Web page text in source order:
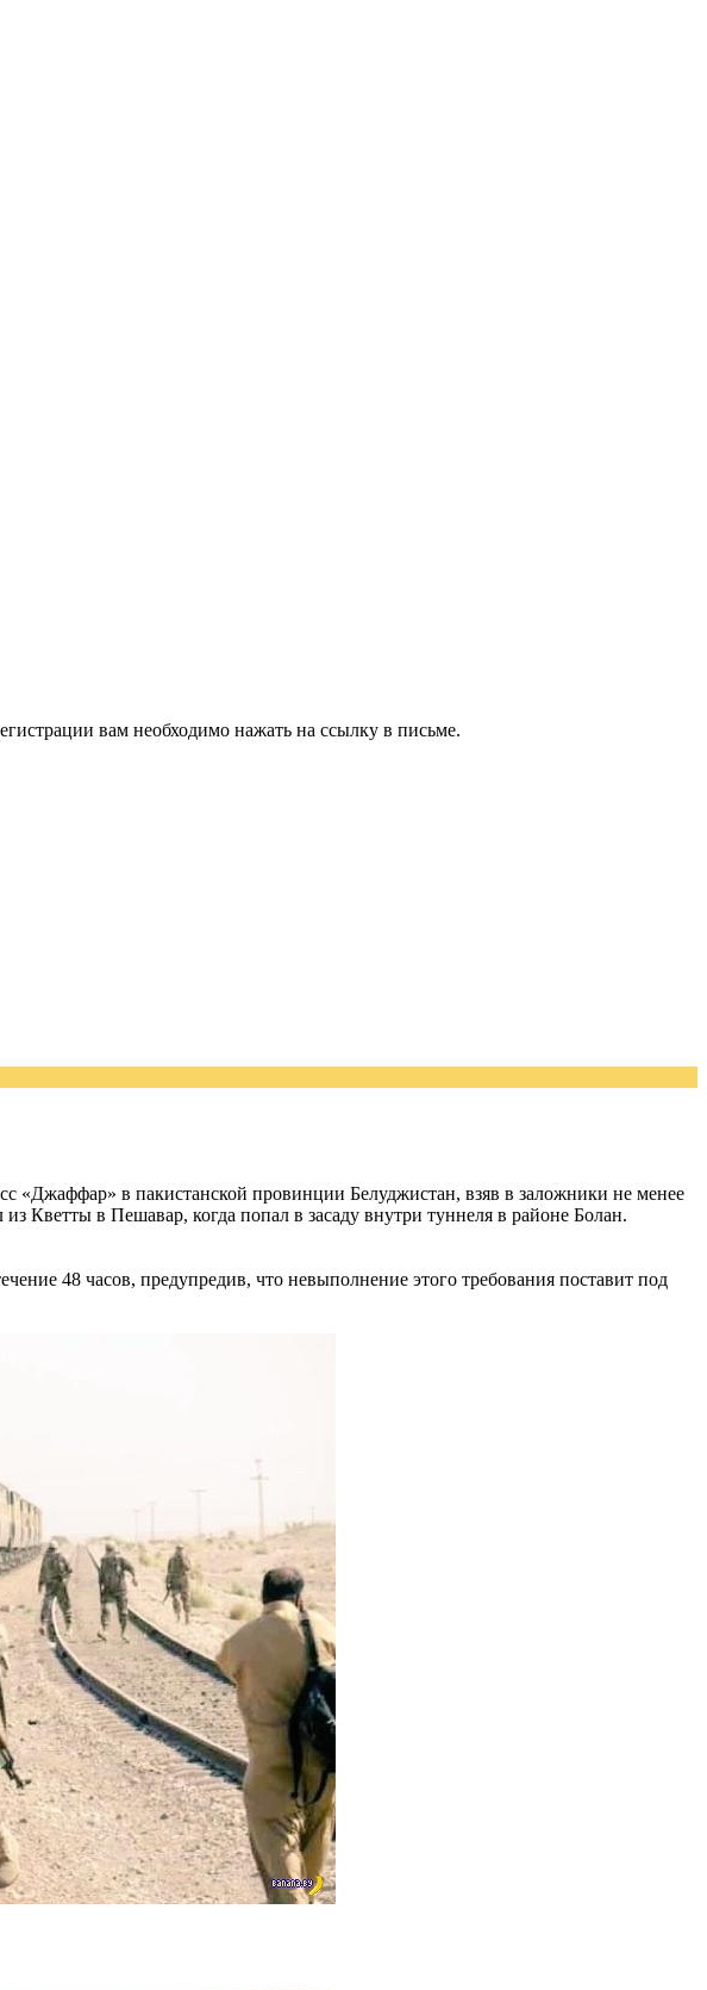
вам необходимо нажать на ссылку в письме.
в пакистанской провинции Белуджистан, взяв в заложники не менее
Кветты в Пешавар, когда попал в засаду внутри туннеля в районе Болан.
48 часов, предупредив, что невыполнение этого требования поставит под